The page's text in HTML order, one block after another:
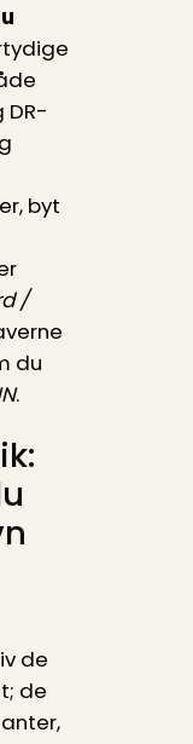
byt
/
du
.
de
de